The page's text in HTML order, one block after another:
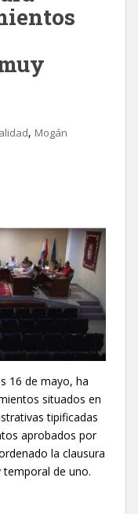
, Mogán
16 de mayo, ha
situados en
tipificadas
aprobados por
la clausura
de uno.